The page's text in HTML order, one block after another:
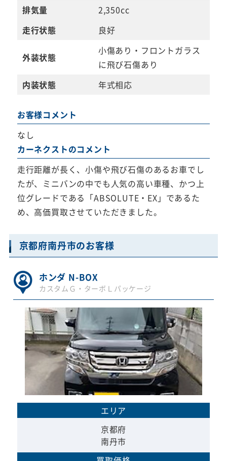
排気量
2,350cc
走行状態
良好
外装状態
小傷あり・フロントガラス
に飛び石傷あり
内装状態
年式相応
お客様コメント
なし
カーネクストのコメント
走行距離が長く、小傷や飛び石傷のあるお車でし
たが、ミニバンの中でも人気の高い車種、かつ上
位グレードである「ABSOLUTE・EX」であるた
め、高価買取させていただきました。
京都府南丹市のお客様
ホンダ N-BOX
カスタムＧ・ターボＬパッケージ
エリア
京都府
南丹市